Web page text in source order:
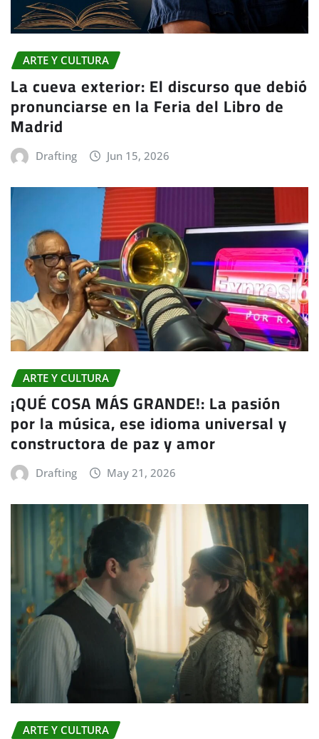
ARTE Y CULTURA
La cueva exterior: El discurso que debió
pronunciarse en la Feria del Libro de
Madrid
Drafting Jun 15, 2026
ARTE Y CULTURA
¡QUÉ COSA MÁS GRANDE!: La pasión
por la música, ese idioma universal y
constructora de paz y amor
Drafting May 21, 2026
ARTE Y CULTURA